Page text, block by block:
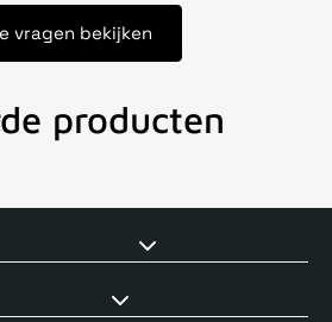
vragen bekijken
producten
dag verstuurd Echte winkel +35